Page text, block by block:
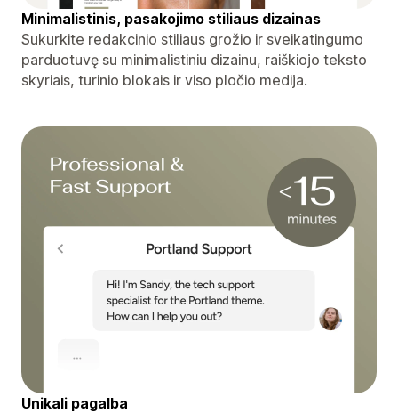
Minimalistinis, pasakojimo stiliaus dizainas
Sukurkite redakcinio stiliaus grožio ir sveikatingumo
parduotuvę su minimalistiniu dizainu, raiškiojo teksto
skyriais, turinio blokais ir viso pločio medija.
Unikali pagalba